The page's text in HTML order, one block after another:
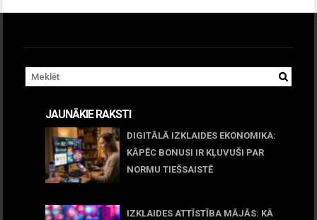
JAUNĀKIE RAKSTI
DIGITĀLĀ IZKLAIDES EKONOMIKA:
KĀPĒC BONUSI IR KĻUVUŠI PAR
NORMU TIEŠSAISTĒ
IZKLAIDES ATTĪSTĪBA MĀJĀS: KĀ